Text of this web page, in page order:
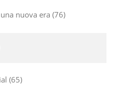
nuova era 76
65